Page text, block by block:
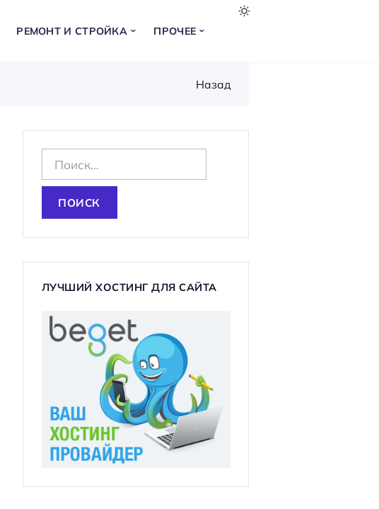
РЕМОНТ И СТРОЙКА ПРОЧЕЕ
Назад
а
т
и
ЛУЧШИЙ ХОСТИНГ ДЛЯ САЙТА